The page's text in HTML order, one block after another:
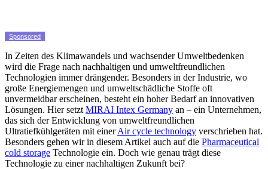
Sponsored
In Zeiten des Klimawandels und wachsender Umweltbedenken
wird die Frage nach nachhaltigen und umweltfreundlichen
Technologien immer drängender. Besonders in der Industrie, wo
große Energiemengen und umweltschädliche Stoffe oft
unvermeidbar erscheinen, besteht ein hoher Bedarf an innovativen
Lösungen. Hier setzt MIRAI Intex Germany an – ein Unternehmen,
das sich der Entwicklung von umweltfreundlichen
Ultratiefkühlgeräten mit einerAir cycle technology verschrieben hat.
Besonders gehen wir in diesem Artikel auch auf die Pharmaceutical
cold storage Technologie ein. Doch wie genau trägt diese
Technologie zu einer nachhaltigen Zukunft bei?